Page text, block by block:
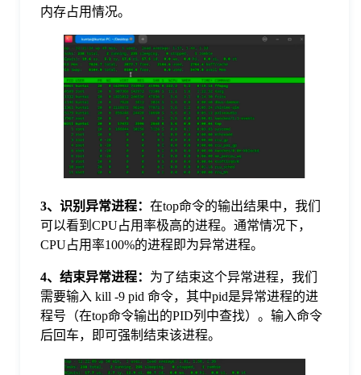
内存占用情况。
3、识别异常进程： 在top命令的输出结果中，我们
可以看到CPU占用率极高的进程。通常情况下，
CPU占用率100%的进程即为异常进程。
4、结束异常进程： 为了结束这个异常进程，我们
需要输入 kill -9 pid 命令，其中pid是异常进程的进
程号（在top命令输出的PID列中查找）。输入命令
后回车，即可强制结束该进程。